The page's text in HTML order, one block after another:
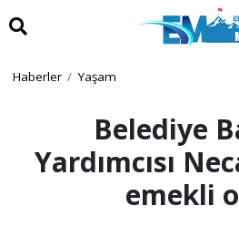
Haberler Yaşam
Belediye
Yardımcısı
emekli